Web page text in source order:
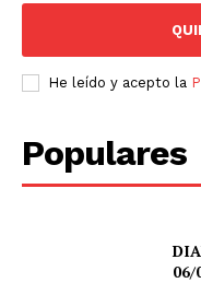
He leído y acepto la
Populares
06/